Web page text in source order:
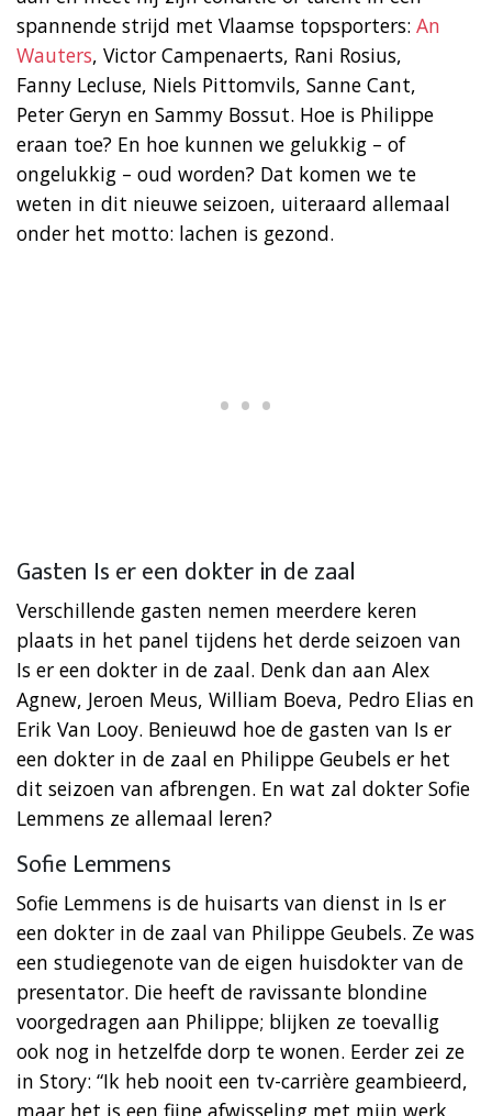
spannende strijd met Vlaamse topsporters: An
Wauters, Victor Campenaerts, Rani Rosius,
Fanny Lecluse, Niels Pittomvils, Sanne Cant,
Peter Geryn en Sammy Bossut. Hoe is Philippe
eraan toe? En hoe kunnen we gelukkig – of
ongelukkig – oud worden? Dat komen we te
weten in dit nieuwe seizoen, uiteraard allemaal
onder het motto: lachen is gezond.
Gasten Is er een dokter in de zaal
Verschillende gasten nemen meerdere keren
plaats in het panel tijdens het derde seizoen van
Is er een dokter in de zaal. Denk dan aan Alex
Agnew, Jeroen Meus, William Boeva, Pedro Elias en
Erik Van Looy. Benieuwd hoe de gasten van Is er
een dokter in de zaal en Philippe Geubels er het
dit seizoen van afbrengen. En wat zal dokter Sofie
Lemmens ze allemaal leren?
Sofie Lemmens
Sofie Lemmens is de huisarts van dienst in Is er
een dokter in de zaal van Philippe Geubels. Ze was
een studiegenote van de eigen huisdokter van de
presentator. Die heeft de ravissante blondine
voorgedragen aan Philippe; blijken ze toevallig
ook nog in hetzelfde dorp te wonen. Eerder zei ze
in Story: “Ik heb nooit een tv-carrière geambieerd,
maar het is een fijne afwisseling met mijn werk